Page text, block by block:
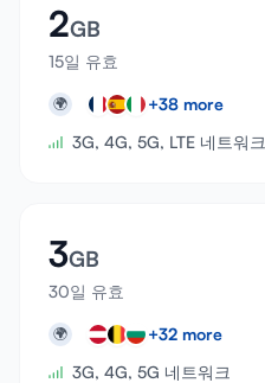
2GB
15일 유효
🌍 +38 more
3G, 4G, 5G, LTE 네트워크
3GB
30일 유효
🌍 +32 more
3G, 4G, 5G 네트워크